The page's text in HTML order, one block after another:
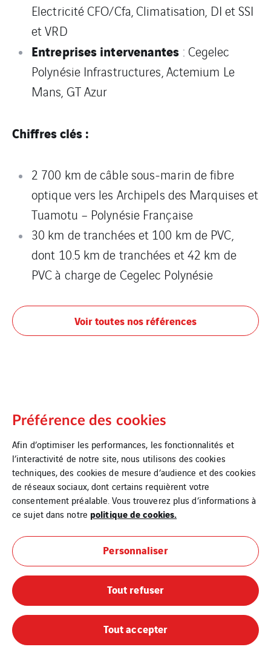
Electricité CFO/Cfa, Climatisation, DI et SSI
et VRD
Entreprises intervenantes : Cegelec
Polynésie Infrastructures, Actemium Le
Mans, GT Azur
Chiffres clés :
2 700 km de câble sous-marin de fibre
optique vers les Archipels des Marquises et
Tuamotu – Polynésie Française
30 km de tranchées et 100 km de PVC,
dont 10.5 km de tranchées et 42 km de
PVC à charge de Cegelec Polynésie
Voir toutes nos références
Infrastructure
Mentions légales
Cookies
Plan du site
Préférence des cookies
Afin d’optimiser les performances, les fonctionnalités et
l’interactivité de notre site, nous utilisons des cookies
techniques, des cookies de mesure d’audience et des cookies
de réseaux sociaux, dont certains requièrent votre
consentement préalable. Vous trouverez plus d’informations à
ce sujet dans notre politique de cookies.
Personnaliser
Tout refuser
Tout accepter